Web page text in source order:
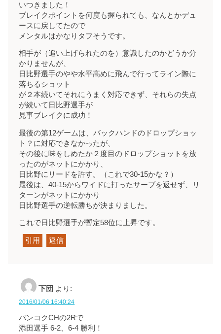
いつきました！
ブレイクポイントを何度も握られても、なんとかデュ
ースに戻してたので
メンタルはかなりタフそうです。
相手が（追い上げられたのを）意識したのかどうか分
かりませんが、
日比野選手のやや水平高めに飛んで行ってライン際に
落ちるショット
が２本続いてそれにうまく対応できず、それらの失点
が続いて日比野選手が
見事ブレイクに成功！
最後の第12ゲームは、バックハンドのドロップショッ
ト？に対応できなかったが、
その後に味をしめたか２度目のドロップショットを放
ったのがネットにかかり、
日比野にリードを許す。（これで30-15かな？）
最後は、40-15からワイドに打ったサーブを返せず、リ
ターンがネットにかかり
日比野選手の逆転勝ちが決まりました。
これで日比野選手が暫定58位に上昇です。
引用 返信
下団 より:
2016/01/06 16:40:24
バンコクCHの2Rで
添田選手 6-2、6-4 勝利！